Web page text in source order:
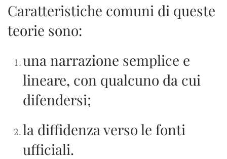
Caratteristiche comuni di queste
teorie sono:
una narrazione semplice e
lineare, con qualcuno da cui
difendersi;
la diffidenza verso le fonti
ufficiali.